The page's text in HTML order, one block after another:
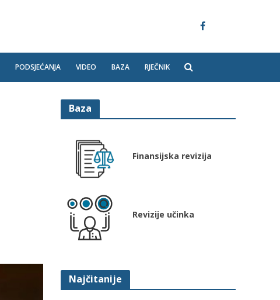
PODSJEĆANJA VIDEO BAZA RJEČNIK
Baza
Finansijska revizija
Revizije učinka
Najčitanije